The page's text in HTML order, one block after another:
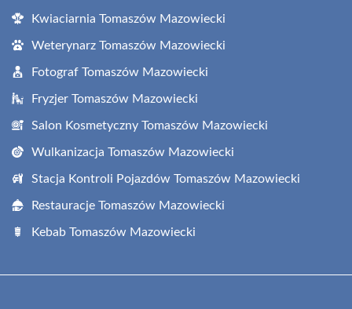
Kwiaciarnia Tomaszów Mazowiecki
Weterynarz Tomaszów Mazowiecki
Fotograf Tomaszów Mazowiecki
Fryzjer Tomaszów Mazowiecki
Salon Kosmetyczny Tomaszów Mazowiecki
Wulkanizacja Tomaszów Mazowiecki
Stacja Kontroli Pojazdów Tomaszów Mazowiecki
Restauracje Tomaszów Mazowiecki
Kebab Tomaszów Mazowiecki